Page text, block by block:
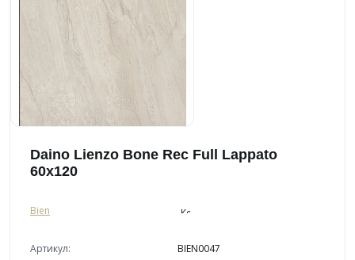
Daino Lienzo Bone Rec Full Lappato
60x120
Bien
Артикул:
BIEN0047